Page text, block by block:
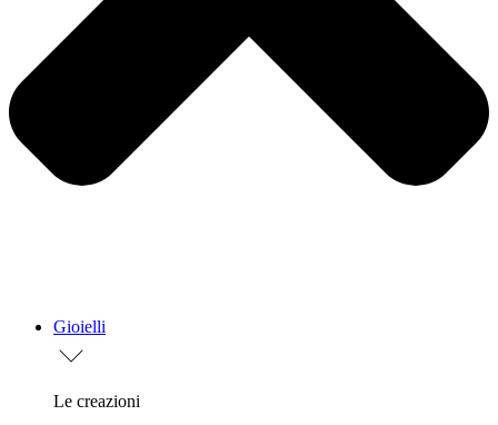
Gioielli
Le creazioni